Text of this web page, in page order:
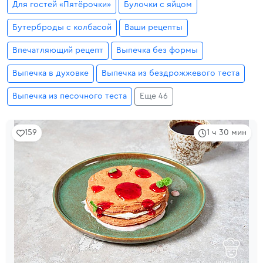
Для гостей «Пятёрочки» Булочки с яйцом
Бутерброды с колбасой Ваши рецепты
Впечатляющий рецепт Выпечка без формы
Выпечка в духовке Выпечка из бездрожжевого теста
Выпечка из песочного теста Еще 46
1 ч 30 мин
159